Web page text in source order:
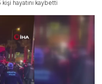
hayatını kaybetti